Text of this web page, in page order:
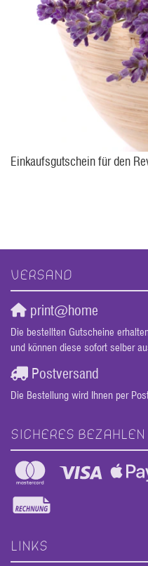
Einkaufsgutschein für den
VERSAND
print@home
Die bestellten Gutscheine
und können diese sofort selber
Postversand
Die Bestellung wird Ihnen per
SICHERES BEZAHLEN
LINKS